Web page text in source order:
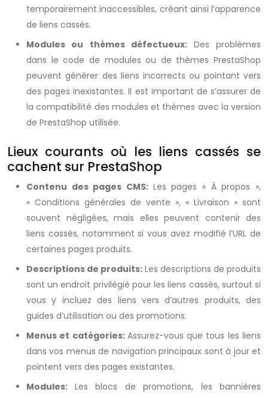
temporairement inaccessibles, créant ainsi l’apparence
de liens cassés.
Modules ou thèmes défectueux: Des problèmes
dans le code de modules ou de thèmes PrestaShop
peuvent générer des liens incorrects ou pointant vers
des pages inexistantes. Il est important de s’assurer de
la compatibilité des modules et thèmes avec la version
de PrestaShop utilisée.
Lieux courants où les liens cassés se
cachent sur PrestaShop
Contenu des pages CMS: Les pages « À propos »,
« Conditions générales de vente », « Livraison » sont
souvent négligées, mais elles peuvent contenir des
liens cassés, notamment si vous avez modifié l’URL de
certaines pages produits.
Descriptions de produits: Les descriptions de produits
sont un endroit privilégié pour les liens cassés, surtout si
vous y incluez des liens vers d’autres produits, des
guides d’utilisation ou des promotions.
Menus et catégories: Assurez-vous que tous les liens
dans vos menus de navigation principaux sont à jour et
pointent vers des pages existantes.
Modules: Les blocs de promotions, les bannières